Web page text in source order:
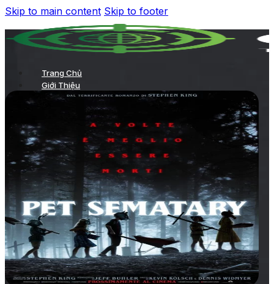
Skip to main content Skip to footer
Trang Chủ
Giới Thiệu
Quảng Cáo Tại Rạp
TVC chiếu trong phòng chiếu
Chiếu TVC trên hệ thống LCD của rạp
Quảng cáo ở sảnh chờ
Kích hoạt thương hiệu
Quảng cáo tại hành lang
Các hình thức quảng cáo tại rạp khác
Quảng Cáo Trong Phim
Dự Án
Khách Hàng
Tin Tức
Liên Hệ